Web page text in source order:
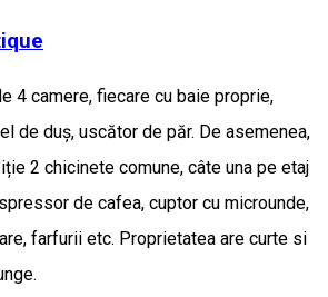
4 camere, fiecare cu baie proprie,
de duș, uscător de păr. De asemenea,
2 chicinete comune, câte una pe etaj
de cafea, cuptor cu microunde,
farfurii etc. Proprietatea are curte si